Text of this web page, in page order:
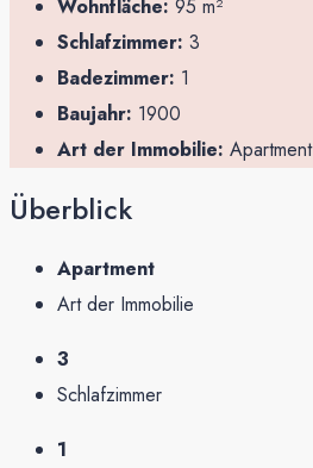
Wohnfläche: 95 m²
Schlafzimmer: 3
Badezimmer: 1
Baujahr: 1900
Art der Immobilie: Apartment
Überblick
Apartment
Art der Immobilie
3
Schlafzimmer
1